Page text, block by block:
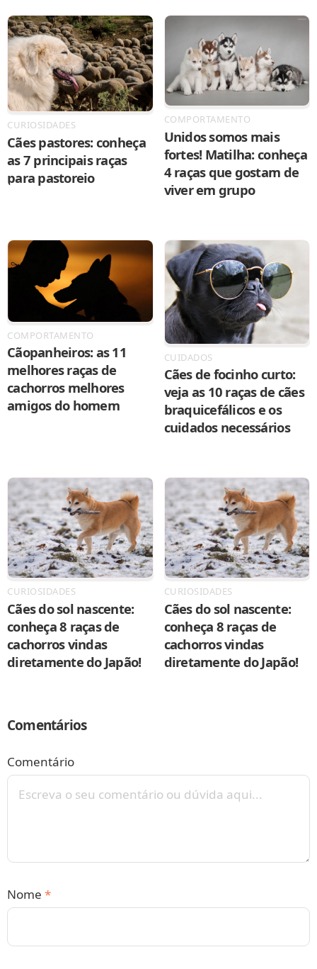
CURIOSIDADES
Cães pastores: conheça
as 7 principais raças
para pastoreio
COMPORTAMENTO
Unidos somos mais
fortes! Matilha: conheça
4 raças que gostam de
viver em grupo
COMPORTAMENTO
Cãopanheiros: as 11
melhores raças de
cachorros melhores
amigos do homem
CUIDADOS
Cães de focinho curto:
veja as 10 raças de cães
braquicefálicos e os
cuidados necessários
CURIOSIDADES
Cães do sol nascente:
conheça 8 raças de
cachorros vindas
diretamente do Japão!
CURIOSIDADES
Cães do sol nascente:
conheça 8 raças de
cachorros vindas
diretamente do Japão!
Comentários
Comentário
Nome *